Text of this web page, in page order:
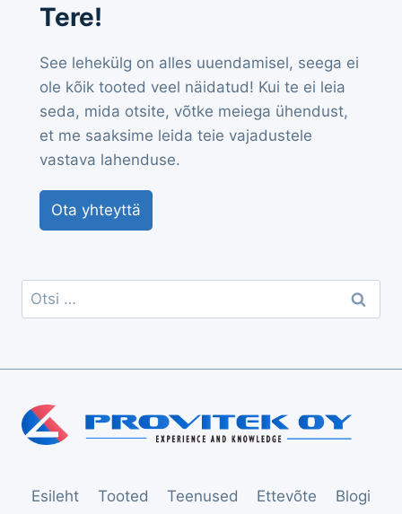
Tere!
See lehekülg on alles uuendamisel, seega ei
ole kõik tooted veel näidatud! Kui te ei leia
seda, mida otsite, võtke meiega ühendust,
et me saaksime leida teie vajadustele
vastava lahenduse.
Ota yhteyttä
Otsi:
Esileht Tooted Teenused Ettevõte
Blogi